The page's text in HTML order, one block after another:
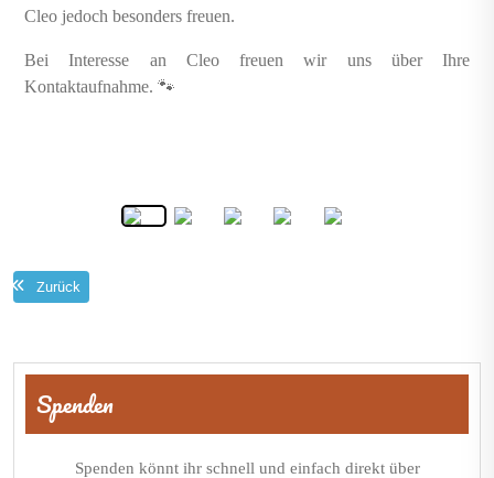
Cleo jedoch besonders freuen.
Bei Interesse an Cleo freuen wir uns über Ihre
Kontaktaufnahme. 🐾
Zurück
Beitragsnavigation
Spenden
Spenden könnt ihr schnell und einfach direkt über